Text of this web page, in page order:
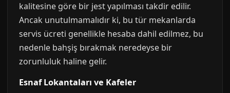
kalitesine göre bir jest yapılması takdir edilir.
Ancak unutulmamalıdır ki, bu tür mekanlarda
servis ücreti genellikle hesaba dahil edilmez, bu
nedenle bahşiş bırakmak neredeyse bir
zorunluluk haline gelir.
Esnaf Lokantaları ve Kafeler